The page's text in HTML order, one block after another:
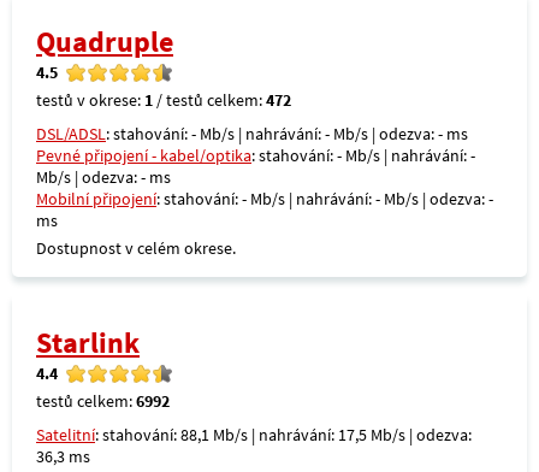
Quadruple
4.5
testů v okrese: 1 / testů celkem:472
DSL/ADSL: stahování: - Mb/s | nahrávání: - Mb/s | odezva: - ms
Pevné připojení - kabel/optika: stahování: - Mb/s | nahrávání: -
Mb/s | odezva: - ms
Mobilní připojení: stahování: - Mb/s | nahrávání: - Mb/s | odezva: -
ms
Dostupnost v celém okrese.
Starlink
4.4
testů celkem:6992
Satelitní: stahování: 88,1 Mb/s | nahrávání: 17,5 Mb/s | odezva:
36,3 ms